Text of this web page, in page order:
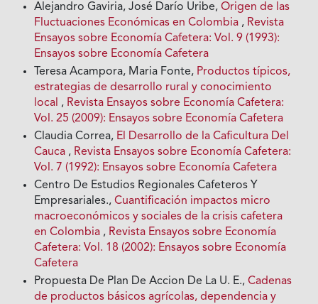
Alejandro Gaviria, José Darío Uribe,Origen de las
Fluctuaciones Económicas en Colombia , Revista
Ensayos sobre Economía Cafetera: Vol. 9 (1993):
Ensayos sobre Economía Cafetera
Teresa Acampora, Maria Fonte, Productos típicos,
estrategias de desarrollo rural y conocimiento
local , Revista Ensayos sobre Economía Cafetera:
Vol. 25 (2009): Ensayos sobre Economía Cafetera
Claudia Correa, El Desarrollo de la Caficultura Del
Cauca , Revista Ensayos sobre Economía Cafetera:
Vol. 7 (1992): Ensayos sobre Economía Cafetera
Centro De Estudios Regionales Cafeteros Y
Empresariales.,Cuantificación impactos micro
macroeconómicos y sociales de la crisis cafetera
en Colombia , Revista Ensayos sobre Economía
Cafetera: Vol. 18 (2002): Ensayos sobre Economía
Cafetera
Propuesta De Plan De Accion De La U. E.,Cadenas
de productos básicos agrícolas, dependencia y